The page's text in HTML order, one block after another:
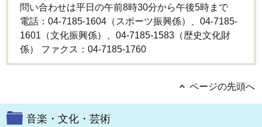
問い合わせは平日の午前8時30分から午後5時まで
電話：04-7185-1604（スポーツ振興係）、04-7185-
1601（文化振興係）、04-7185-1583（歴史文化財
係） ファクス：04-7185-1760
ページの先頭へ
音楽・文化・芸術